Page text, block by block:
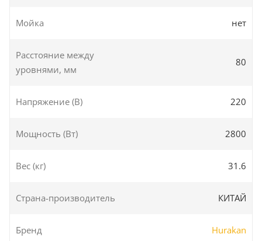
Мойка нет
Расстояние между
уровнями, мм
80
Напряжение (В) 220
Мощность (Вт) 2800
Вес (кг) 31.6
Страна-производитель КИТАЙ
Бренд Hurakan